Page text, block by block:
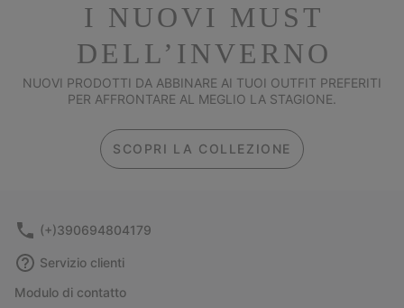
I NUOVI MUST
DELL’INVERNO
NUOVI PRODOTTI DA ABBINARE AI TUOI OUTFIT PREFERITI
PER AFFRONTARE AL MEGLIO LA STAGIONE.
SCOPRI LA COLLEZIONE
(+)390694804179
Servizio clienti
Modulo di contatto